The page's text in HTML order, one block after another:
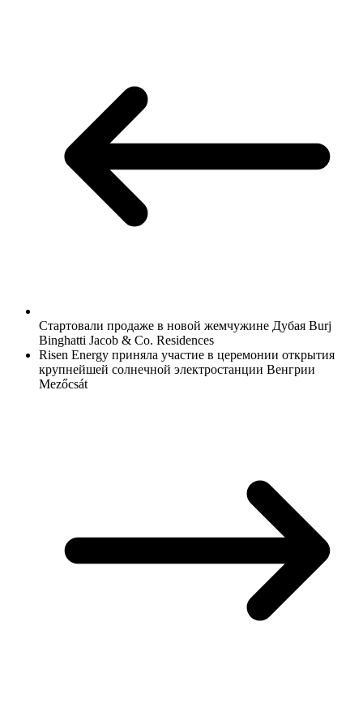
Стартовали продаже в новой жемчужине Дубая Burj
Binghatti Jacob & Co. Residences
Risen Energy приняла участие в церемонии открытия
крупнейшей солнечной электростанции Венгрии
Mezőcsát